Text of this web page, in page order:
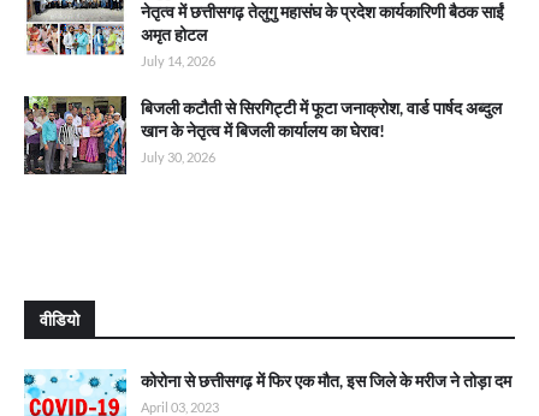
नेतृत्व में छत्तीसगढ़ तेलुगु महासंघ के प्रदेश कार्यकारिणी बैठक साईं
अमृत होटल
July 14, 2026
बिजली कटौती से सिरगिट्टी में फूटा जनाक्रोश, वार्ड पार्षद अब्दुल
खान के नेतृत्व में बिजली कार्यालय का घेराव!
July 30, 2026
वीडियो
कोरोना से छत्तीसगढ़ में फिर एक मौत, इस जिले के मरीज ने तोड़ा दम
April 03, 2023